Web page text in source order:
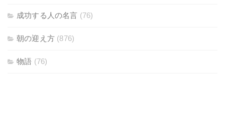
成功する人の名言 (76)
朝の迎え方 (876)
物語 (76)